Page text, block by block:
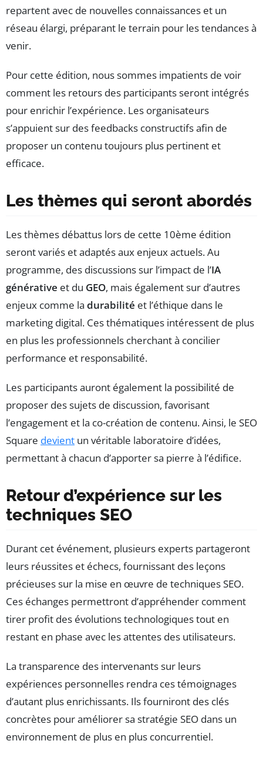
repartent avec de nouvelles connaissances et un
réseau élargi, préparant le terrain pour les tendances à
venir.
Pour cette édition, nous sommes impatients de voir
comment les retours des participants seront intégrés
pour enrichir l’expérience. Les organisateurs
s’appuient sur des feedbacks constructifs afin de
proposer un contenu toujours plus pertinent et
efficace.
Les thèmes qui seront abordés
Les thèmes débattus lors de cette 10ème édition
seront variés et adaptés aux enjeux actuels. Au
programme, des discussions sur l’impact de l’IA
générative et du GEO, mais également sur d’autres
enjeux comme la durabilité et l’éthique dans le
marketing digital. Ces thématiques intéressent de plus
en plus les professionnels cherchant à concilier
performance et responsabilité.
Les participants auront également la possibilité de
proposer des sujets de discussion, favorisant
l’engagement et la co-création de contenu. Ainsi, le SEO
Square devient un véritable laboratoire d’idées,
permettant à chacun d’apporter sa pierre à l’édifice.
Retour d’expérience sur les
techniques SEO
Durant cet événement, plusieurs experts partageront
leurs réussites et échecs, fournissant des leçons
précieuses sur la mise en œuvre de techniques SEO.
Ces échanges permettront d’appréhender comment
tirer profit des évolutions technologiques tout en
restant en phase avec les attentes des utilisateurs.
La transparence des intervenants sur leurs
expériences personnelles rendra ces témoignages
d’autant plus enrichissants. Ils fourniront des clés
concrètes pour améliorer sa stratégie SEO dans un
environnement de plus en plus concurrentiel.